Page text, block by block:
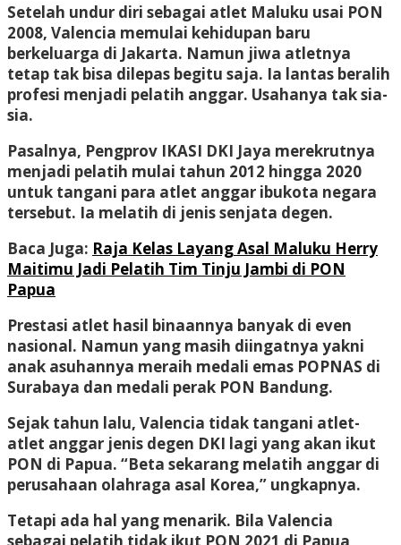
Setelah undur diri sebagai atlet Maluku usai PON
2008, Valencia memulai kehidupan baru
berkeluarga di Jakarta. Namun jiwa atletnya
tetap tak bisa dilepas begitu saja. Ia lantas beralih
profesi menjadi pelatih anggar. Usahanya tak sia-
sia.
Pasalnya, Pengprov IKASI DKI Jaya merekrutnya
menjadi pelatih mulai tahun 2012 hingga 2020
untuk tangani para atlet anggar ibukota negara
tersebut. Ia melatih di jenis senjata degen.
Baca Juga: Raja Kelas Layang Asal Maluku Herry
Maitimu Jadi Pelatih Tim Tinju Jambi di PON
Papua
Prestasi atlet hasil binaannya banyak di even
nasional. Namun yang masih diingatnya yakni
anak asuhannya meraih medali emas POPNAS di
Surabaya dan medali perak PON Bandung.
Sejak tahun lalu, Valencia tidak tangani atlet-
atlet anggar jenis degen DKI lagi yang akan ikut
PON di Papua. “Beta sekarang melatih anggar di
perusahaan olahraga asal Korea,” ungkapnya.
Tetapi ada hal yang menarik. Bila Valencia
sebagai pelatih tidak ikut PON 2021 di Papua